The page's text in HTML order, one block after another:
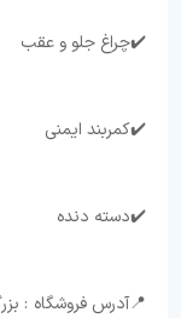
✔️چراغ جلو و عقب
⁦✔️⁩کمربند ایمنی
⁦✔️⁩دسته دنده
📍آدرس فروشگاه :